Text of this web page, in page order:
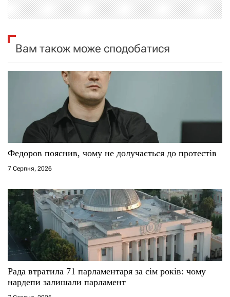
і
а
с
і
в
Вам також може сподобатися
Федоров пояснив, чому не долучається до протестів
7 Серпня, 2026
Рада втратила 71 парламентаря за сім років: чому
нардепи залишали парламент